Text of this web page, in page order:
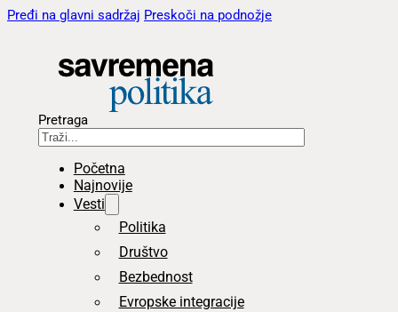
Pređi na glavni sadržaj Preskoči na podnožje
Pretraga
Početna
Najnovije
Vesti
Politika
Društvo
Bezbednost
Evropske integracije